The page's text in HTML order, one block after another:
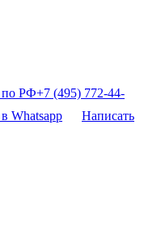
по РФ+7 (495) 772-44-
Whatsapp
Написать